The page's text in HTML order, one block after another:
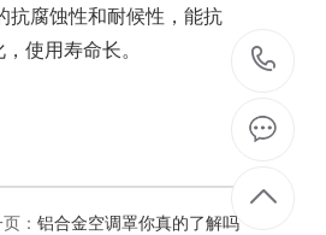
抗腐蚀性和耐候性，能抗
使用寿命长。
： 铝合金空调罩你真的了解吗